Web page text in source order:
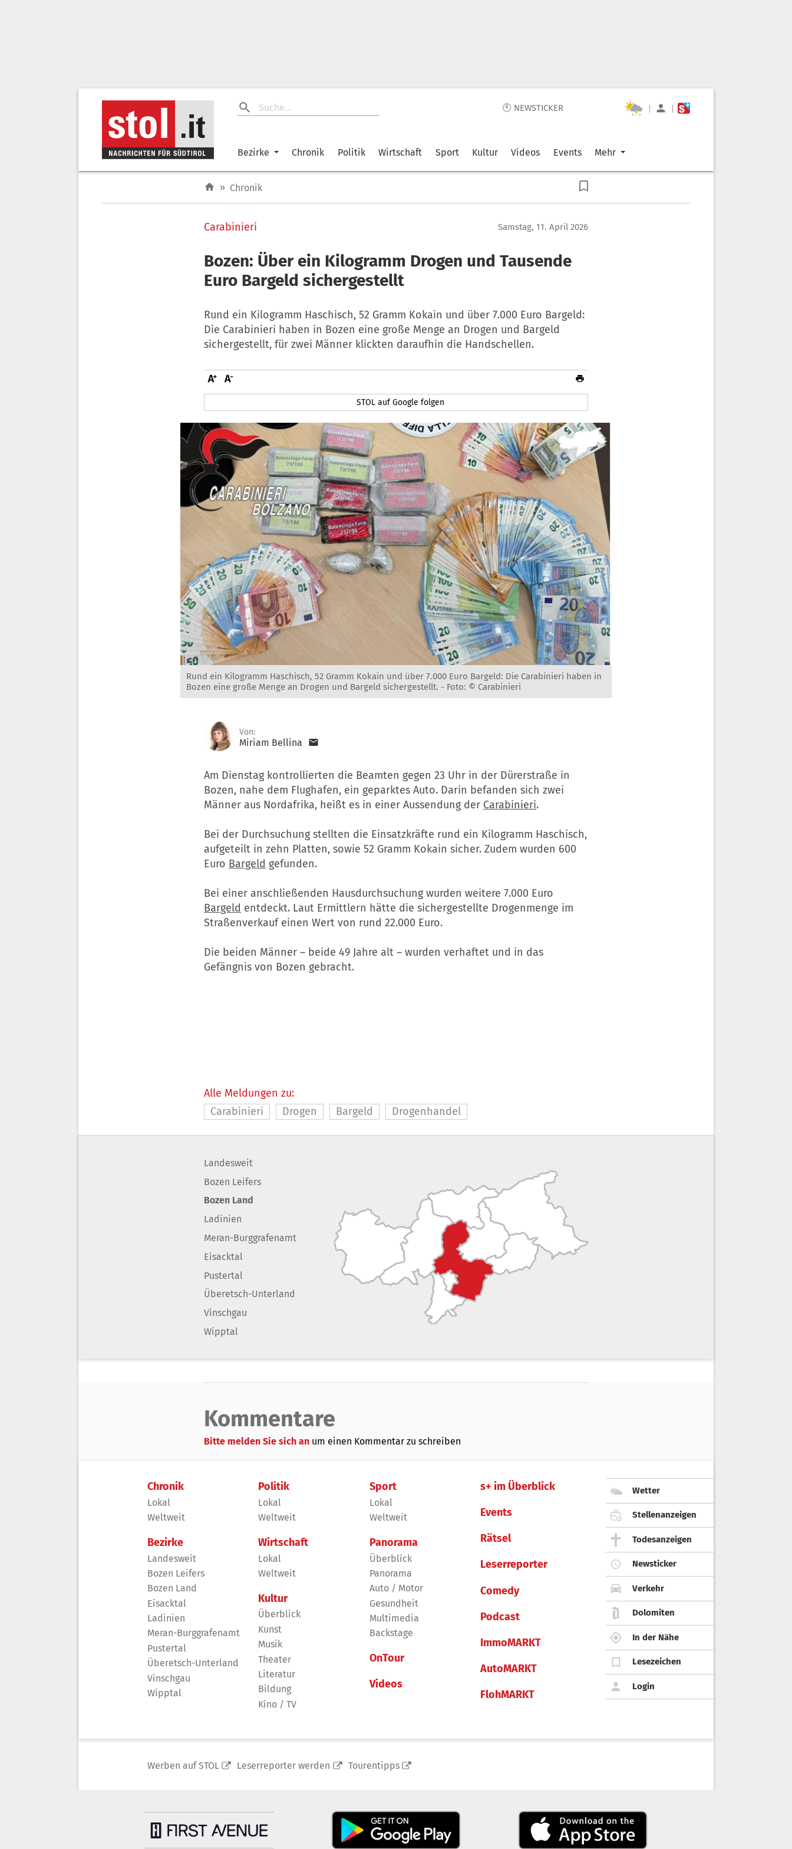
🕙 NEWSTICKER | |
Bezirke Chronik Politik Wirtschaft Sport Kultur Videos Events Mehr
» Chronik
Carabinieri Samstag, 11. April 2026
Bozen: Über ein Kilogramm Drogen und Tausende
Euro Bargeld sichergestellt
Rund ein Kilogramm Haschisch, 52 Gramm Kokain und über 7.000 Euro Bargeld:
Die Carabinieri haben in Bozen eine große Menge an Drogen und Bargeld
sichergestellt, für zwei Männer klickten daraufhin die Handschellen.
STOL auf Google folgen
Rund ein Kilogramm Haschisch, 52 Gramm Kokain und über 7.000 Euro Bargeld: Die Carabinieri haben in
Bozen eine große Menge an Drogen und Bargeld sichergestellt. - Foto: © Carabinieri
Von:
Miriam Bellina
Am Dienstag kontrollierten die Beamten gegen 23 Uhr in der Dürerstraße in
Bozen, nahe dem Flughafen, ein geparktes Auto. Darin befanden sich zwei
Männer aus Nordafrika, heißt es in einer Aussendung der Carabinieri.
Bei der Durchsuchung stellten die Einsatzkräfte rund ein Kilogramm Haschisch,
aufgeteilt in zehn Platten, sowie 52 Gramm Kokain sicher. Zudem wurden 600
Euro Bargeld gefunden.
Bei einer anschließenden Hausdurchsuchung wurden weitere 7.000 Euro
Bargeld entdeckt. Laut Ermittlern hätte die sichergestellte Drogenmenge im
Straßenverkauf einen Wert von rund 22.000 Euro.
Die beiden Männer – beide 49 Jahre alt – wurden verhaftet und in das
Gefängnis von Bozen gebracht.
Alle Meldungen zu:
Carabinieri
Drogen Bargeld Drogenhandel
Landesweit
Bozen Leifers
Bozen Land
Ladinien
Meran-Burggrafenamt
Eisacktal
Pustertal
Überetsch-Unterland
Vinschgau
Wipptal
Kommentare
Bitte melden Sie sich an um einen Kommentar zu schreiben
Chronik
Lokal
Weltweit
Bezirke
Landesweit
Bozen Leifers
Bozen Land
Eisacktal
Ladinien
Meran-Burggrafenamt
Pustertal
Überetsch-Unterland
Vinschgau
Wipptal
Politik
Lokal
Weltweit
Wirtschaft
Lokal
Weltweit
Kultur
Überblick
Kunst
Musik
Theater
Literatur
Bildung
Kino / TV
Sport
Lokal
Weltweit
Panorama
Überblick
Panorama
Auto / Motor
Gesundheit
Multimedia
Backstage
OnTour
Videos
s+ im Überblick
Events
Rätsel
Leserreporter
Comedy
Podcast
ImmoMARKT
AutoMARKT
FlohMARKT
Wetter
Stellenanzeigen
Todesanzeigen
Newsticker
Verkehr
Dolomiten
In der Nähe
Lesezeichen
Login
Werben auf STOL Leserreporter werden Tourentipps